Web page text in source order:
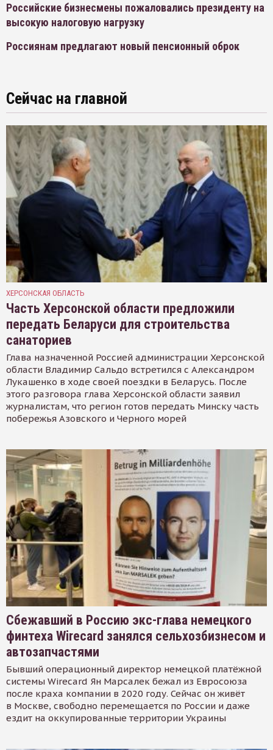
Российские бизнесмены пожаловались президенту на
высокую налоговую нагрузку
Россиянам предлагают новый пенсионный оброк
Сейчас на главной
ХЕРСОНСКАЯ ОБЛАСТЬ
Часть Херсонской области предложили
передать Беларуси для строительства
санаториев
Глава назначенной Россией администрации Херсонской
области Владимир Сальдо встретился с Александром
Лукашенко в ходе своей поездки в Беларусь. После
этого разговора глава Херсонской области заявил
журналистам, что регион готов передать Минску часть
побережья Азовского и Черного морей
Сбежавший в Россию экс-глава немецкого
финтеха Wirecard занялся сельхозбизнесом и
автозапчастями
Бывший операционный директор немецкой платёжной
системы Wirecard Ян Марсалек бежал из Евросоюза
после краха компании в 2020 году. Сейчас он живёт
в Москве, свободно перемещается по России и даже
ездит на оккупированные территории Украины